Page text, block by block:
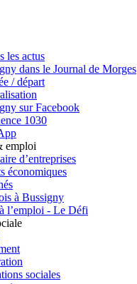
les actus
dans le Journal de Morges
/ départ
sur Facebook
1030
emploi
d’entreprises
économiques
à Bussigny
l’emploi - Le Défi
sociales